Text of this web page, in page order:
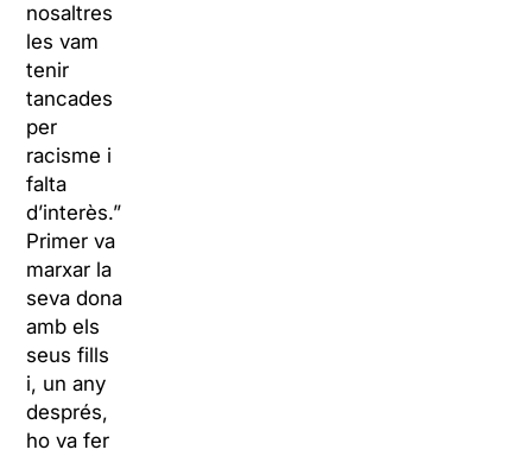
nosaltres
les vam
tenir
tancades
per
racisme i
falta
d’interès.”
Primer va
marxar la
seva dona
amb els
seus fills
i, un any
després,
ho va fer